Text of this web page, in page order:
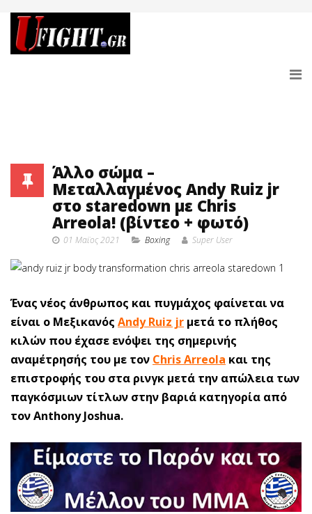
Άλλο σώμα –
Μεταλλαγμένος Andy Ruiz jr
στο staredown με Chris
Arreola! (βίντεο + φωτό)
01 Μαϊος 2021 Boxing Super User
Ένας νέος άνθρωπος και πυγμάχος φαίνεται να
είναι ο Μεξικανός Andy Ruiz jr μετά το πλήθος
κιλών που έχασε ενόψει της σημερινής
αναμέτρησής του με τον Chris Arreola και της
επιστροφής του στα ρινγκ μετά την απώλεια των
παγκόσμιων τίτλων στην βαριά κατηγορία από
τον Anthony Joshua.